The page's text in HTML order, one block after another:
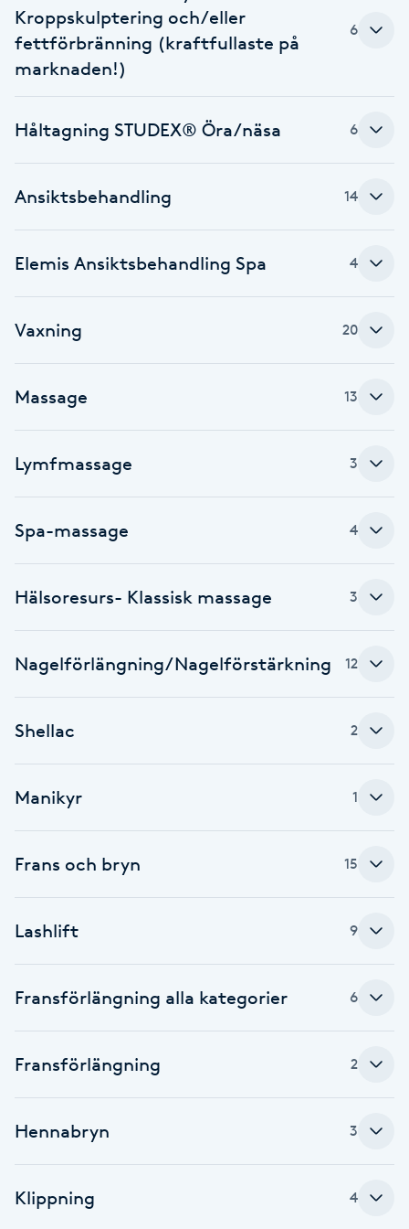
Babylights
Bambumassage
Barber
Blowout
Bottenfärg
Brynfärgning
Brynplockning
Bröllopsuppsättning
C
Celluliter
Coachning
D
Damklippning
Diamantslipning
E
Enzympeeling
Extensions
Kroppskulptering och/eller
fettförbränning (kraftfullaste på
marknaden!)
6
Håltagning STUDEX® Öra/näsa 6
Ansiktsbehandling 14
Elemis Ansiktsbehandling Spa 4
Vaxning 20
Massage 13
Lymfmassage 3
Spa-massage 4
Hälsoresurs- Klassisk massage 3
Nagelförlängning/Nagelförstärkning 12
Shellac 2
Manikyr 1
Frans och bryn 15
Lashlift 9
Fransförlängning alla kategorier 6
Fransförlängning 2
Hennabryn 3
Klippning 4